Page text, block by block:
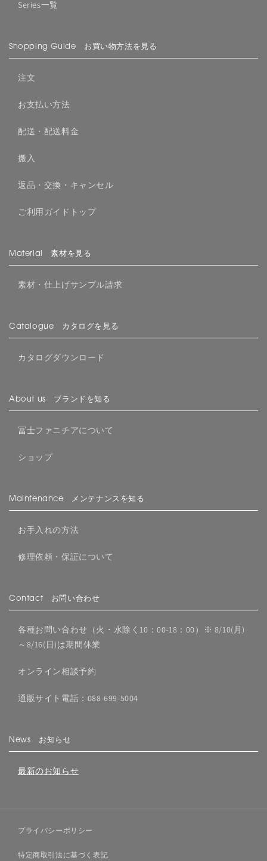
Series一覧
Shopping Guide お買い物方法を見る
注文
お支払い方法
配送・配送料金
搬入
返品・交換・キャンセル
ご利用ガイドトップ
Material 素材を見る
素材・仕上げサンプル請求
Catalogue カタログを見る
カタログダウンロード
About us ブランドを知る
冨士ファニチアについて
ショップ
Maintenance メンテナンスを知る
お手入れの方法
修理依頼・保証について
Contact お問い合わせ
各種お問い合わせ（火・水除く10：00-18：00）※ 8/10(月)
～8/16(日)は期間休業
オンライン相談予約
通販サイト電話：088-699-5004
News お知らせ
最新のお知らせ
プライバシーポリシー
特定商取引法に基づく表記